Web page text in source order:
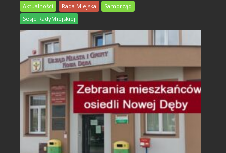
Aktualności Rada Miejska
Samorząd
Sesje RadyMiejskiej